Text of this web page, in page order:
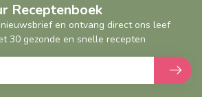
Receptenboek
en ontvang direct ons leef
30 gezonde en snelle recepten